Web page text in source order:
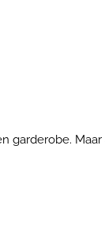
garderobe.